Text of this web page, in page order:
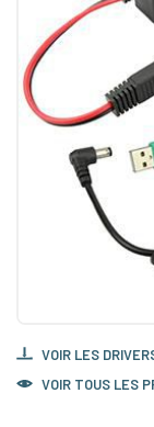
VOIR LES
VOIR TOUS LES